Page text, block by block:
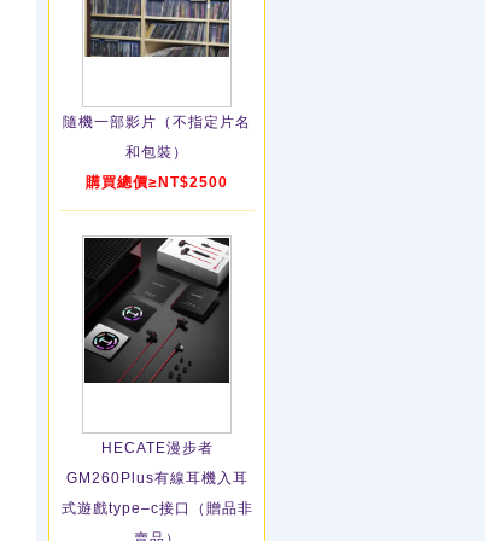
隨機一部影片（不指定片名
和包裝）
購買總價≥NT$2500
HECATE漫步者
GM260Plus有線耳機入耳
式遊戲type–c接口（贈品非